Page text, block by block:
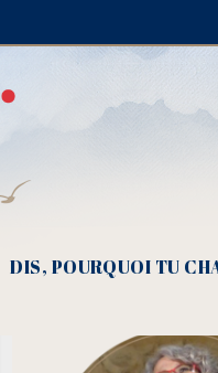
DIS, POURQUOI TU